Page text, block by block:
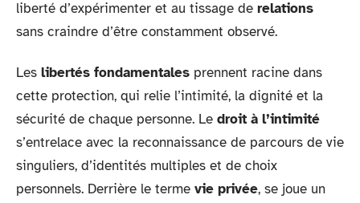
liberté d’expérimenter et au tissage de relations
sans craindre d’être constamment observé.
Les libertés fondamentales prennent racine dans
cette protection, qui relie l’intimité, la dignité et la
sécurité de chaque personne. Le droit à l’intimité
s’entrelace avec la reconnaissance de parcours de vie
singuliers, d’identités multiples et de choix
personnels. Derrière le terme vie privée, se joue un